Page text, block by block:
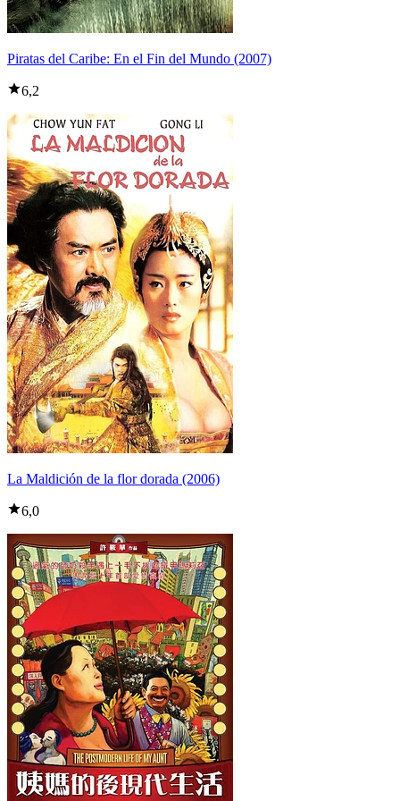
Piratas del Caribe: En el Fin del Mundo (2007)
6,2
La Maldición de la flor dorada (2006)
6,0